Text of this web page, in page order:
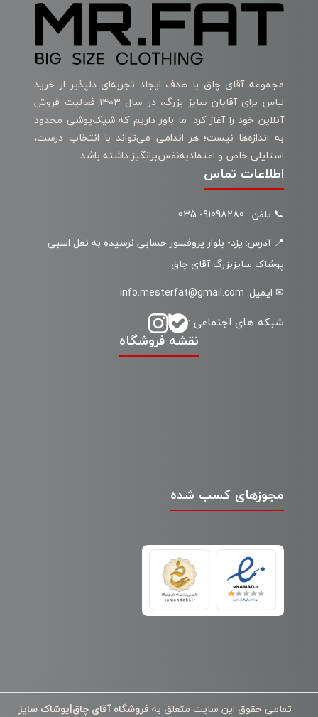
مجموعه آقای چاق با هدف ایجاد تجربه‌ای دلپذیر از خرید
لباس برای آقایان سایز بزرگ، در سال ۱۴۰۳ فعالیت فروش
آنلاین خود را آغاز کرد. ما باور داریم که شیک‌پوشی محدود
به اندازه‌ها نیست؛ هر اندامی می‌تواند با انتخاب درست،
استایلی خاص و اعتمادبه‌نفس‌برانگیز داشته باشد.
مجوزهای کسب شده
اطلاعات تماس
📞 تلفن: 91098280- 035
📍 آدرس: یزد- بلوار پروفسور حسابی نرسیده به نعل اسبی
پوشاک سایزبزرگ آقای چاق
✉ ایمیل: info.mesterfat@gmail.com
شبکه های اجتماعی :
نقشه فروشگاه
تمامی حقوق این سایت متعلق به فروشگاه آقای چاق|پوشاک سایز